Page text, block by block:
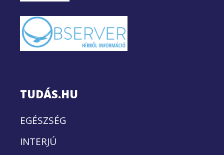
TUDÁS.HU
EGÉSZSÉG
INTERJÚ